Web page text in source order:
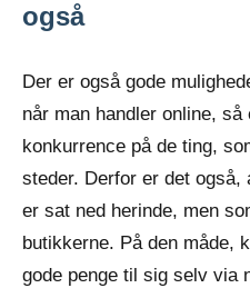
også
Der er også gode
når man handler online,
konkurrence på de ting,
steder. Derfor er det også,
er sat ned herinde, men
butikkerne. På den måde,
gode penge til sig selv via